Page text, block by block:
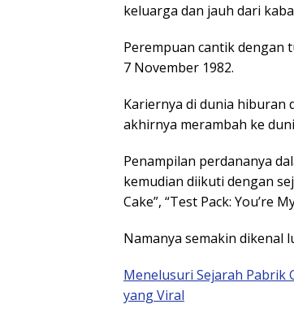
keluarga dan jauh dari
Perempuan cantik dengan
7 November 1982.
Kariernya di dunia hiburan
akhirnya merambah ke
Penampilan perdananya
kemudian diikuti dengan
Cake”, “Test Pack: You’re
Namanya semakin dikenal
Menelusuri Sejarah Pabrik
yang Viral